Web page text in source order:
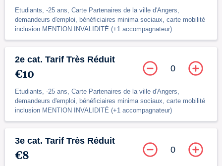
Etudiants, -25 ans, Carte Partenaires de la ville d'Angers,
demandeurs d'emploi, bénéficiaires minima sociaux, carte mobilité
inclusion MENTION INVALIDITÉ (+1 accompagnateur)
2e cat. Tarif Très Réduit
€10
Etudiants, -25 ans, Carte Partenaires de la ville d'Angers,
demandeurs d'emploi, bénéficiaires minima sociaux, carte mobilité
inclusion MENTION INVALIDITÉ (+1 accompagnateur)
0
3e cat. Tarif Très Réduit
€8 0